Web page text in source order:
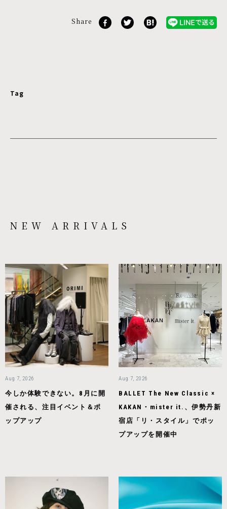
Share
Tag
NEW ARRIVALS
Aug 7, 2026
今しか体験できない。8月に開
催される、注目イベント＆ポ
ップアップ
Aug 7, 2026
BALLET The New Classic ×
KAKAN・mister it.、伊勢丹新
宿店「リ・スタイル」でポッ
プアップを開催中